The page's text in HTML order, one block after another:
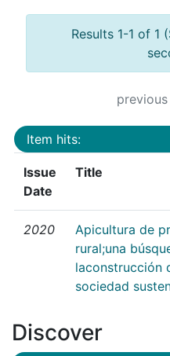
Results 1-1 of 1
previous
Item hits:
Issue
Date
Title
2020
Apicultura de
rural;una
laconstrucción
sociedad
Discover